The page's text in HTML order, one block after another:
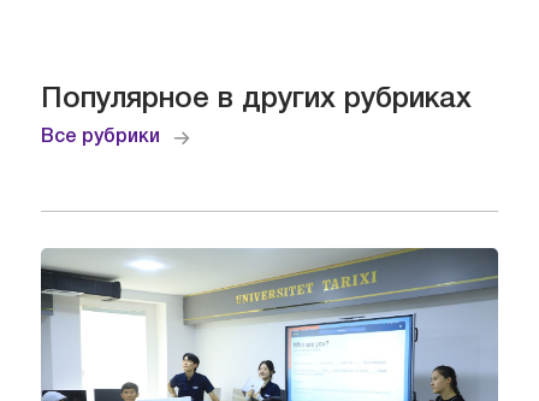
Популярное в других рубриках
Все рубрики